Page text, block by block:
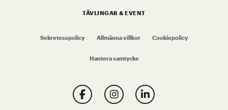
TÄVLINGAR & EVENT
Sekretesspolicy Allmänna villkor Cookiepolicy
Hantera samtycke